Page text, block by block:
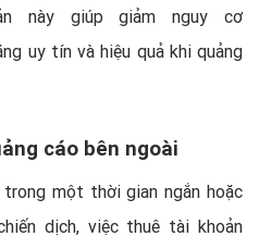
này giúp giảm nguy cơ
uy tín và hiệu quả khi quảng
cáo bên ngoài
trong một thời gian ngắn hoặc
dịch, việc thuê tài khoản